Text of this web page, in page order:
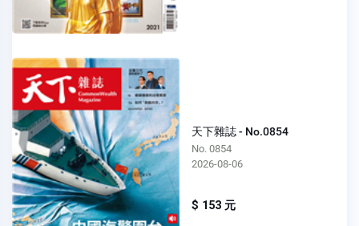
天下雜誌 - No.0854
No. 0854
2026-08-06
$ 153 元